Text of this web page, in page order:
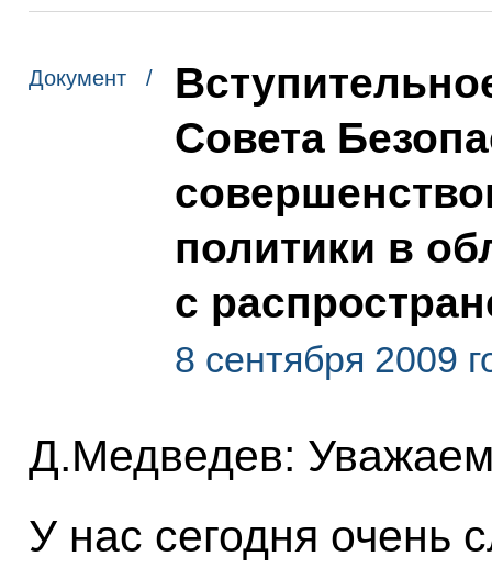
Документ /
Совета
политики в
с
8 сентября 2009
Д.Медведев:
У нас сегодня очень